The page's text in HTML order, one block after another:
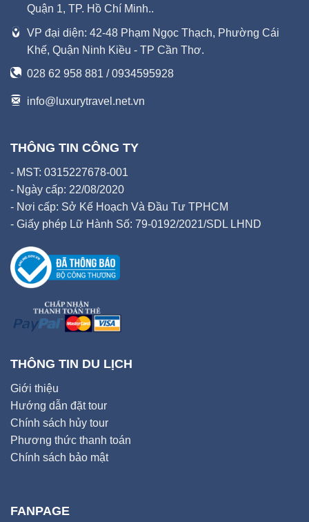
Quận 1, TP. Hồ Chí Minh..
VP đại diện: 42-48 Phạm Ngọc Thạch, Phường Cái
Khế, Quận Ninh Kiều - TP Cần Thơ.
028 62 958 881 / 0934595928
info@luxurytravel.net.vn
THÔNG TIN CÔNG TY
- MST: 0315227678-001
- Ngày cấp: 22/08/2020
- Nơi cấp: Sở Kế Hoạch Và Đầu Tư TPHCM
- Giấy phép Lữ Hành Số: 79-0192/2021/SDL LHND
THÔNG TIN DU LỊCH
Giới thiệu
Hướng dẫn đặt tour
Chính sách hủy tour
Phương thức thanh toán
Chính sách bảo mật
FANPAGE